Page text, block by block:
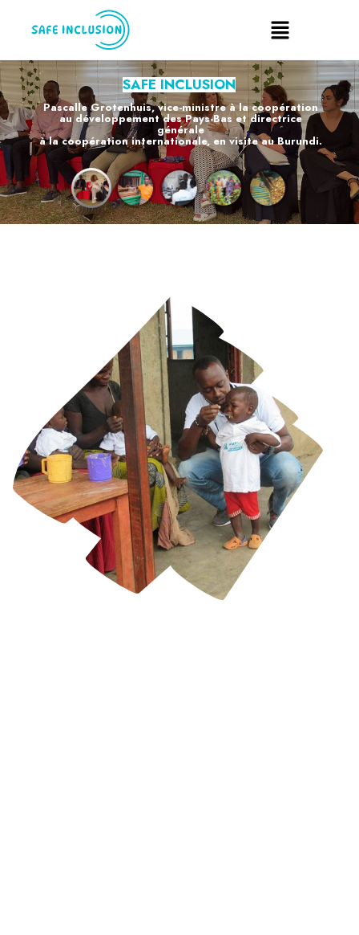
Pascalle Grotenhuis, vice-ministre à la coopération
au développement des Pays-Bas et directrice
générale
à la coopération internationale, en visite au Burundi.
SAFE INCLUSION